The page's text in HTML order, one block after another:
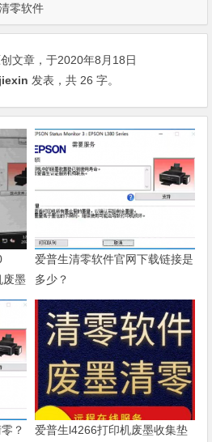
零软件
文章，于2020年8月18日
发表，共 26 字。
废墨
爱普生清零软件官网下载链接是
多少？
？
爱普生l4266打印机废墨收集垫